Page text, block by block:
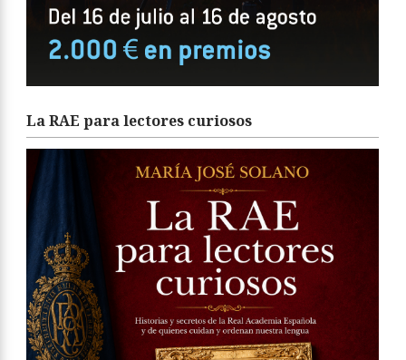
La RAE para lectores curiosos